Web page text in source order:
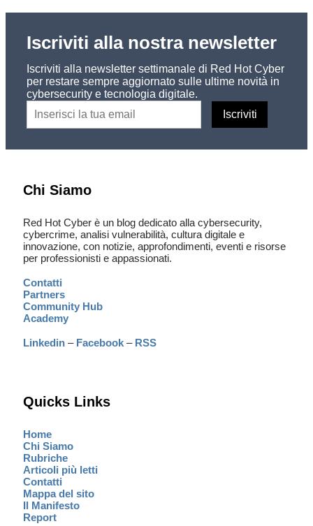
Iscriviti alla nostra newsletter
Iscriviti alla newsletter settimanale di Red Hot Cyber
per restare sempre aggiornato sulle ultime novità in
cybersecurity e tecnologia digitale.
Chi Siamo
Red Hot Cyber è un blog dedicato alla cybersecurity,
cybercrime, analisi vulnerabilità, cultura digitale e
innovazione, con notizie, approfondimenti, eventi e risorse
per professionisti e appassionati.
Contatti
Partners
Community Hub
Academy
Linkedin – Facebook – RSS
Quicks Links
Home
Chi Siamo
Rubriche
Articoli più letti
Contatti
Mappa del sito
Il Manifesto
Report